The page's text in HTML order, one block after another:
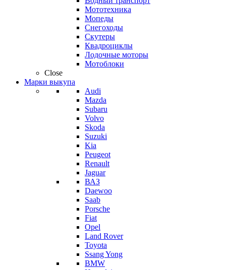
Мототехника
Мопеды
Снегоходы
Скутеры
Квадроциклы
Лодочные моторы
Мотоблоки
Close
Марки выкупа
Audi
Mazda
Subaru
Volvo
Skoda
Suzuki
Kia
Peugeot
Renault
Jaguar
ВАЗ
Daewoo
Saab
Porsche
Fiat
Opel
Land Rover
Toyota
Ssang Yong
BMW